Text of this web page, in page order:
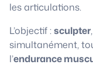
les articulations.
L’objectif :sculpter,
simultanément,
l’endurance